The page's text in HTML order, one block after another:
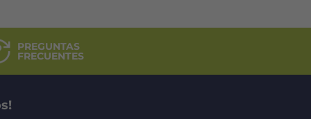
PREGUNTAS
FRECUENTES